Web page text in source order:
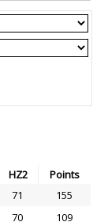
HZ2
Points
71
155
70 109